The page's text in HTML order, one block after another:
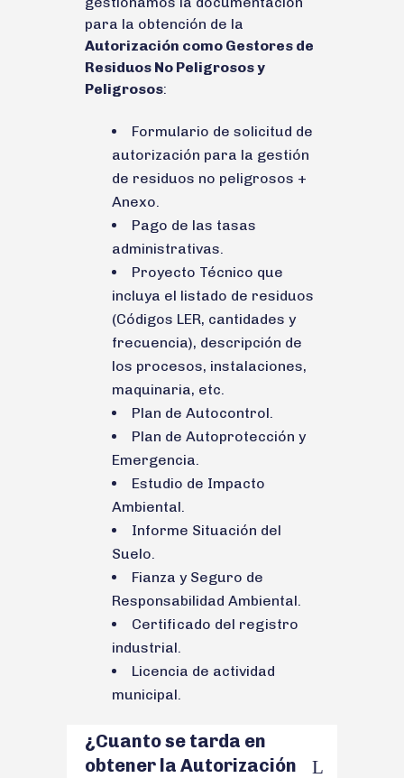
para la obtención de la
Autorización como Gestores de
Residuos No Peligrosos y
Peligrosos:
Formulario de solicitud de
autorización para la gestión
de residuos no peligrosos +
Anexo.
Pago de las tasas
administrativas.
Proyecto Técnico que
incluya el listado de residuos
(Códigos LER, cantidades y
frecuencia), descripción de
los procesos, instalaciones,
maquinaria, etc.
Plan de Autocontrol.
Plan de Autoprotección y
Emergencia.
Estudio de Impacto
Ambiental.
Informe Situación del
Suelo.
Fianza y Seguro de
Responsabilidad Ambiental.
Certificado del registro
industrial.
Licencia de actividad
municipal.
¿Cuanto se tarda en
obtener la Autorización